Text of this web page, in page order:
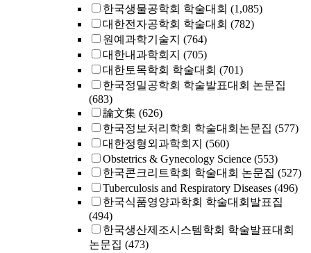
한국생물공학회 학술대회 (1,085)
대한전자공학회 학술대회 (782)
원예과학기술지 (764)
대한내과학회지 (705)
대한토목학회 학술대회 (701)
한국정밀공학회 학술발표대회 논문집
(683)
論文集 (626)
한국정보처리학회 학술대회논문집 (577)
대한정형외과학회지 (560)
Obstetrics & Gynecology Science (553)
한국콘크리트학회 학술대회 논문집 (527)
Tuberculosis and Respiratory Diseases (496)
한국식품영양과학회 학술대회발표집
(494)
한국생산제조시스템학회 학술발표대회
논문집 (473)